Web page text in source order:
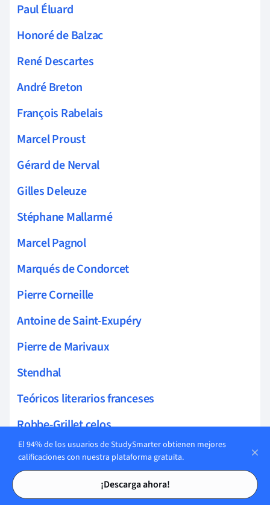
Tarjetas de estudio
Tarjetas de estudio
Paul Éluard
Honoré de Balzac
René Descartes
André Breton
François Rabelais
Marcel Proust
Gérard de Nerval
Gilles Deleuze
Stéphane Mallarmé
Marcel Pagnol
Marqués de Condorcet
Pierre Corneille
Antoine de Saint-Exupéry
Pierre de Marivaux
Stendhal
Teóricos literarios franceses
Robbe-Grillet celos
Edmond de Goncourt
Drama moderno
El 94% de los usuarios de StudySmarter obtienen mejores
calificaciones con nuestra plataforma gratuita.
¡Descarga ahora!